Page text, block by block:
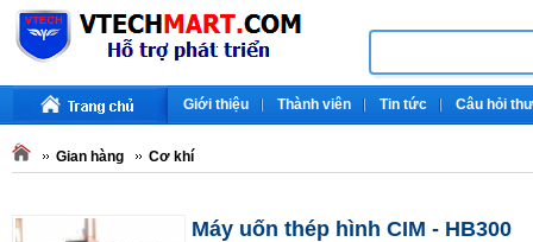
Giới thiệu Thành viên Tin tức Câu hỏi
Gian hàng Cơ khí
Máy uốn thép hình CIM - HB300